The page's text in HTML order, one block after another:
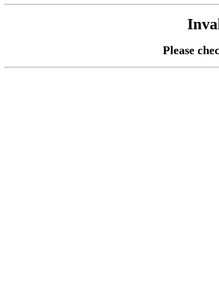
Please